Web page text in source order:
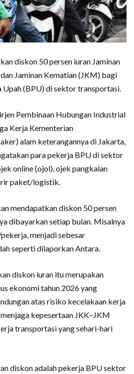
diskon 50 persen iuran Jaminan
Jaminan Kematian (JKM) bagi
Upah (BPU) di sektor transportasi.
Pembinaan Hubungan Industrial
Kerja Kementerian
alam keterangannya di Jakarta,
para pekerja BPU di sektor
online (ojol), ojek pangkalan
paket/logistik.
mendapatkan diskon 50 persen
dibayarkan setiap bulan. Misalnya
menjadi sebesar
seperti dilaporkan Antara.
diskon iuran itu merupakan
ekonomi tahun 2026 yang
atas risiko kecelakaan kerja
kepesertaan JKK–JKM
transportasi yang sehari-hari
diskon adalah pekerja BPU sektor